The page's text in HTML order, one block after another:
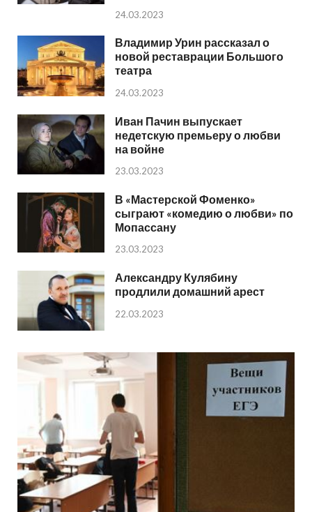
24.03.2023
Владимир Урин рассказал о
новой реставрации Большого
театра
24.03.2023
Иван Пачин выпускает
недетскую премьеру о любви
на войне
23.03.2023
В «Мастерской Фоменко»
сыграют «комедию о любви» по
Мопассану
23.03.2023
Александру Кулябину
продлили домашний арест
22.03.2023